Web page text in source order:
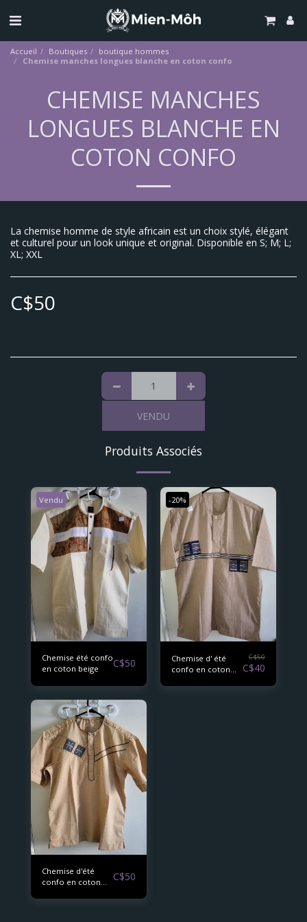
Accueil Boutiques
boutique hommes
Chemise manches longues blanche en coton confo
CHEMISE MANCHES
LONGUES BLANCHE EN
COTON CONFO
La chemise homme de style africain est un choix stylé, élégant
et culturel pour un look unique et original. Disponible en S; M; L;
XL; XXL
C$50
VENDU
Produits Associés
Vendu
Chemise été confo
en coton beige
C$50
-20%
Chemise d' été
confo en coton
C$50
C$40
Chemise d'été
confo en coton
C$50